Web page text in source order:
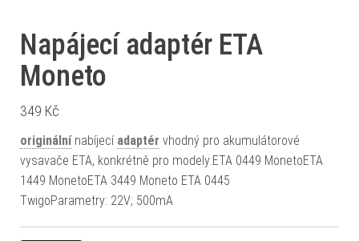
Napájecí adaptér ETA
Moneto
349 Kč
originálnínabíjecí adaptér vhodný pro akumulátorové
vysavače ETA, konkrétně pro modely:ETA 0449 MonetoETA
1449 MonetoETA 3449 Moneto ETA 0445
TwigoParametry: 22V; 500mA